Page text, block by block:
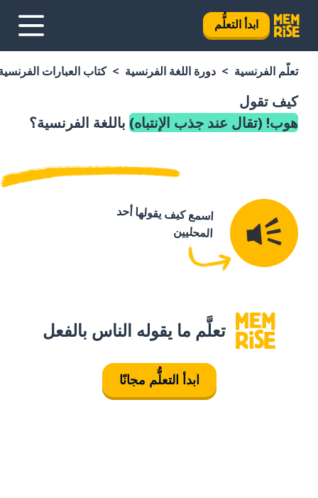
ابدأ التعلُّم
تعلَّم الفرنسية دورة اللغة الفرنسية كتاب العبارات
كيف تقول
هوب! (تقال عند جذب الإنتباه) باللغة الفرنسية؟
اسمع كيف يقولها أحد
المحليين
تعلَّم ما يقوله الناس بالفعل
ابدأ التعلُّم مجانًا